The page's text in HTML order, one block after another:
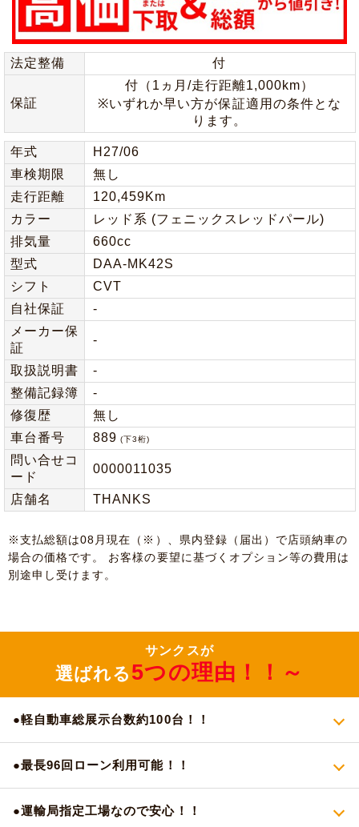
法定整備 付
保証
付（1ヵ月/走行距離1,000km）
※いずれか早い方が保証適用の条件とな
ります。
年式
H27/06
車検期限
無し
走行距離
120,459Km
カラー
レッド系 (フェニックスレッドパール)
排気量
660cc
型式
DAA-MK42S
シフト
CVT
自社保証
-
メーカー保
証
-
取扱説明書
-
整備記録簿
-
修復歴
無し
車台番号
889 (下3桁)
問い合せコ
ード
0000011035
店舗名 THANKS
※⽀払総額は08⽉現在（※）、県内登録（届出）で店頭納⾞の
場合の価格です。 お客様の要望に基づくオプション等の費⽤は
別途申し受けます。
サンクスが
選ばれる 5つの理由！！～
●軽自動車総展示台数約100台！！
●最長96回ローン利用可能！！
●運輸局指定工場なので安心！！